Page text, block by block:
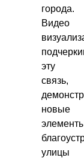
города.
Видео
эту
связь,
новые
улицы